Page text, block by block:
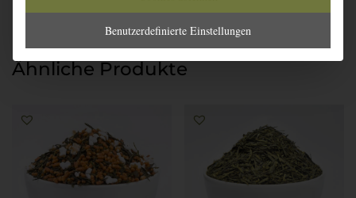
Ähnliche Produkte
Benutzerdefinierte Einstellungen